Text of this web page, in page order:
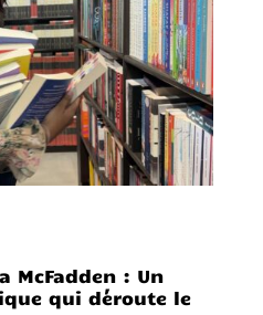
McFadden : Un
qui déroute le